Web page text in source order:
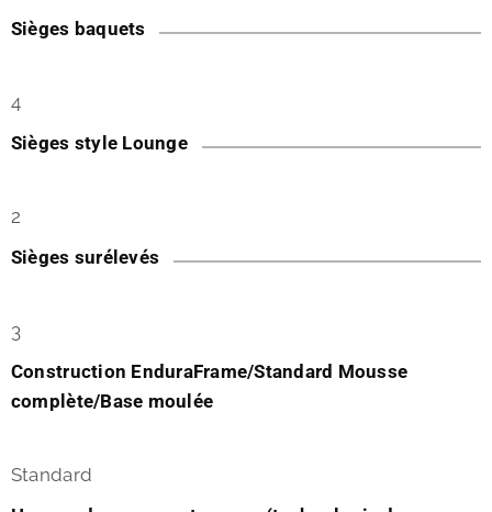
Sièges baquets
4
Sièges style Lounge
2
Sièges surélevés
3
Construction EnduraFrame/Standard Mousse
complète/Base moulée
Standard